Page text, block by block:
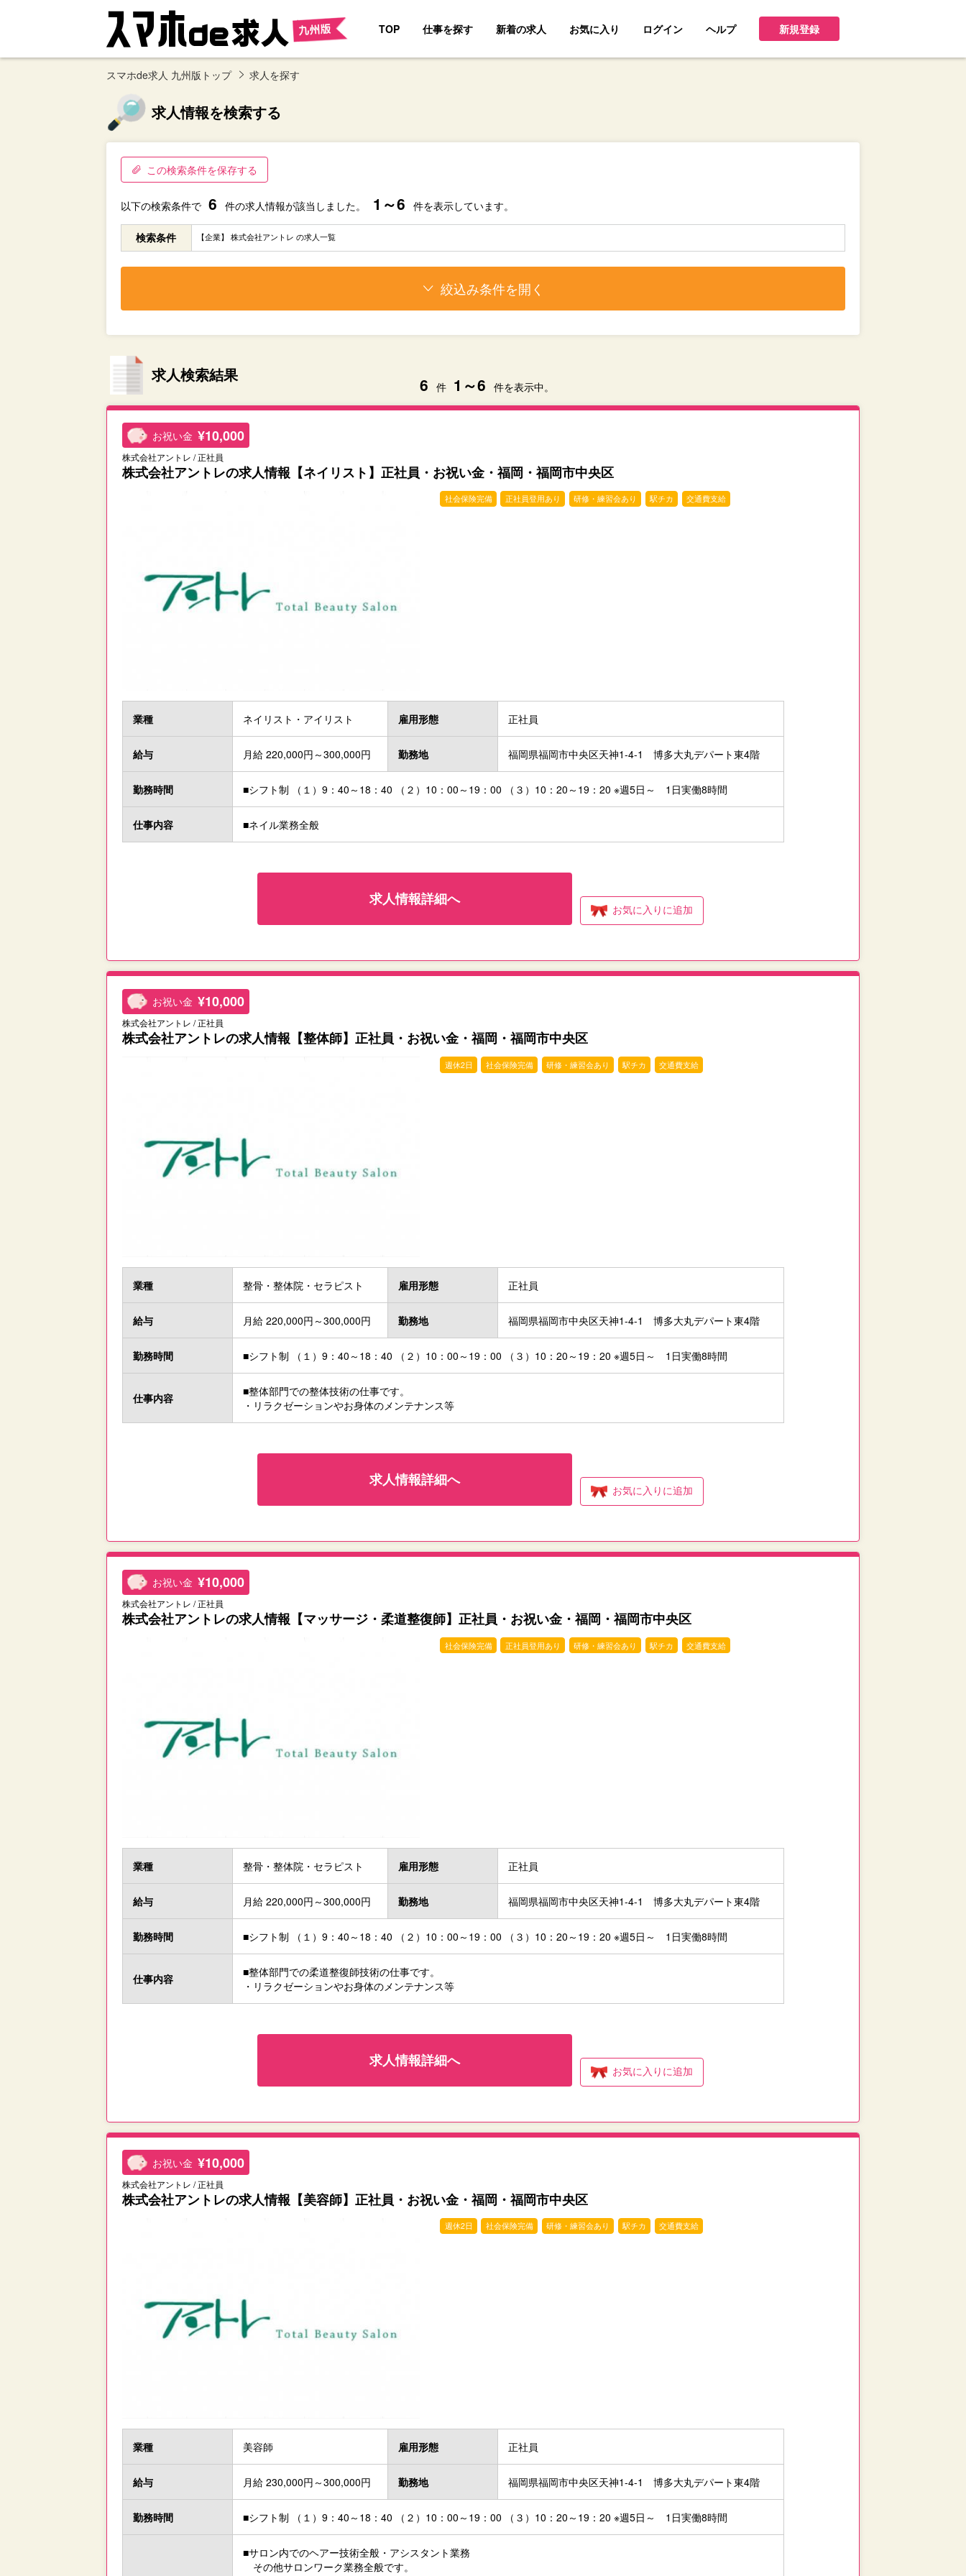
TOP 仕事を探す 新着の求人 お気に入り ログイン ヘルプ 新規登録
スマホde求人 九州版トップ 求人を探す
求人情報を検索する
この検索条件を保存する
以下の検索条件で 6 件の求人情報が該当しました。 1～6 件を表示しています。
検索条件 【企業】 株式会社アントレ の求人一覧
絞込み条件を開く
求人検索結果 6 件 1～6 件を表示中。
お祝い金 ¥10,000
株式会社アントレ / 正社員
株式会社アントレの求人情報【ネイリスト】正社員・お祝い金・福岡・福岡市中央区
社会保険完備 正社員登用あり 研修・練習会あり 駅チカ 交通費支給
業種 ネイリスト・アイリスト 雇用形態 正社員
給与 月給 220,000円～300,000円 勤務地 福岡県福岡市中央区天神1-4-1 博多大丸デパート東4階
勤務時間 ■シフト制 （１）9：40～18：40 （２）10：00～19：00 （３）10：20～19：20 ※週5日～ 1日実働8時間
仕事内容 ■ネイル業務全般
求人情報詳細へ
お気に入り に追加
お祝い金 ¥10,000
株式会社アントレ / 正社員
株式会社アントレの求人情報【整体師】正社員・お祝い金・福岡・福岡市中央区
週休2日 社会保険完備 研修・練習会あり 駅チカ 交通費支給
業種 整骨・整体院・セラピスト 雇用形態 正社員
給与 月給 220,000円～300,000円 勤務地 福岡県福岡市中央区天神1-4-1 博多大丸デパート東4階
勤務時間 ■シフト制 （１）9：40～18：40 （２）10：00～19：00 （３）10：20～19：20 ※週5日～ 1日実働8時間
仕事内容
■整体部門での整体技術の仕事です。
・リラクゼーションやお身体のメンテナンス等
求人情報詳細へ
お気に入り に追加
お祝い金 ¥10,000
株式会社アントレ / 正社員
株式会社アントレの求人情報【マッサージ・柔道整復師】正社員・お祝い金・福岡・福岡市中央区
社会保険完備 正社員登用あり 研修・練習会あり 駅チカ 交通費支給
業種 整骨・整体院・セラピスト 雇用形態 正社員
給与 月給 220,000円～300,000円 勤務地 福岡県福岡市中央区天神1-4-1 博多大丸デパート東4階
勤務時間 ■シフト制 （１）9：40～18：40 （２）10：00～19：00 （３）10：20～19：20 ※週5日～ 1日実働8時間
仕事内容
■整体部門での柔道整復師技術の仕事です。
・リラクゼーションやお身体のメンテナンス等
求人情報詳細へ
お気に入り に追加
お祝い金 ¥10,000
株式会社アントレ / 正社員
株式会社アントレの求人情報【美容師】正社員・お祝い金・福岡・福岡市中央区
週休2日 社会保険完備 研修・練習会あり 駅チカ 交通費支給
業種 美容師 雇用形態 正社員
給与 月給 230,000円～300,000円 勤務地 福岡県福岡市中央区天神1-4-1 博多大丸デパート東4階
勤務時間 ■シフト制 （１）9：40～18：40 （２）10：00～19：00 （３）10：20～19：20 ※週5日～ 1日実働8時間
■サロン内でのヘアー技術全般・アシスタント業務
その他サロンワーク業務全般です。